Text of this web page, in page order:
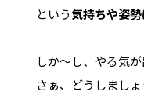
という気持ちや姿
しか～し、やる気
さぁ、どうしましょ